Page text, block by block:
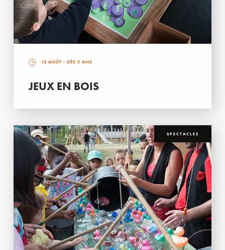
12 AOÛT - DÈS 5 ANS
JEUX EN BOIS
SPECTACLES